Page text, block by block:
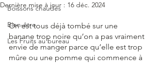
Boissons chaudes
Bien-être
Les Fruits au bureau
Dernière mise à jour : 16 déc. 2024
On est tous déjà tombé sur une
banane trop noire qu’on a pas vraiment
envie de manger parce qu’elle est trop
mûre ou une pomme qui commence à